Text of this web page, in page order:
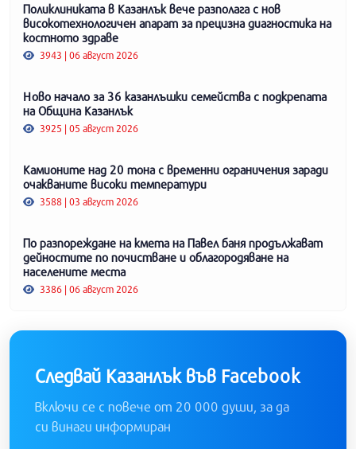
Поликлиниката в Казанлък вече разполага с нов
високотехнологичен апарат за прецизна диагностика на
костното здраве
3943 | 06 август 2026
Ново начало за 36 казанлъшки семейства с подкрепата
на Община Казанлък
3925 | 05 август 2026
Камионите над 20 тона с временни ограничения заради
очакваните високи температури
3588 | 03 август 2026
По разпореждане на кмета на Павел баня продължават
дейностите по почистване и облагородяване на
населените места
3386 | 06 август 2026
Следвай Казанлък във Facebook
Включи се с повече от 20 000 души, за да
си винаги информиран